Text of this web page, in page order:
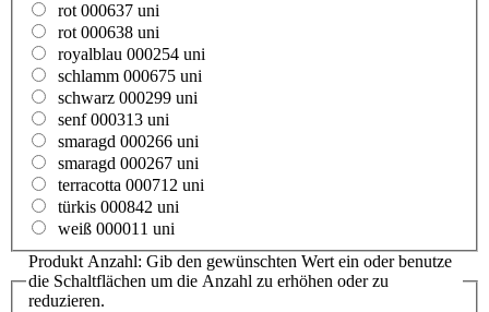
rot 000637 uni
rot 000638 uni
royalblau 000254 uni
schlamm 000675 uni
schwarz 000299 uni
senf 000313 uni
smaragd 000266 uni
smaragd 000267 uni
terracotta 000712 uni
türkis 000842 uni
weiß 000011 uni
Produkt Anzahl: Gib den gewünschten Wert ein oder benutze
die Schaltflächen um die Anzahl zu erhöhen oder zu
reduzieren.